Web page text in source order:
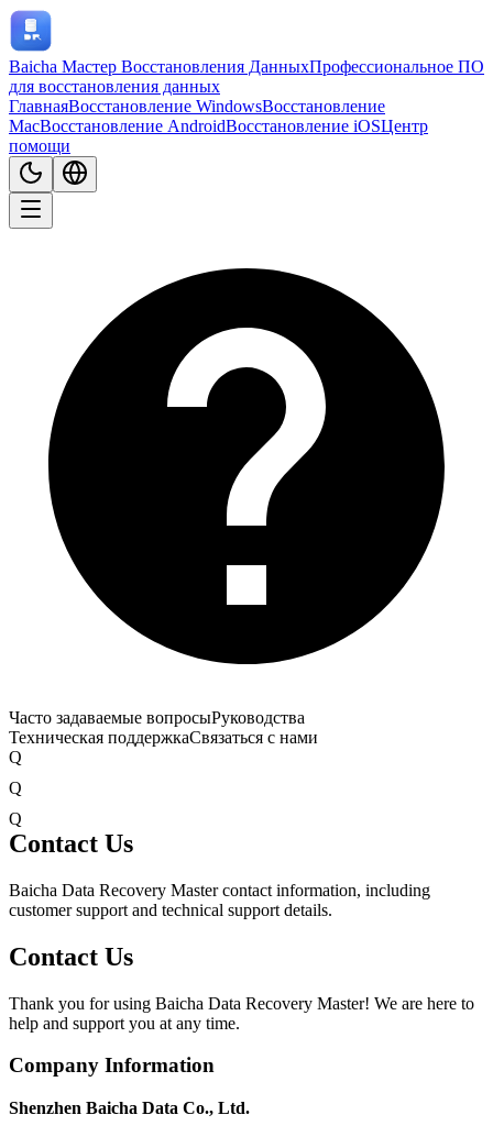
Baicha Мастер Восстановления ДанныхПрофессиональное ПО
для восстановления данных
ГлавнаяВосстановление WindowsВосстановление
MacВосстановление AndroidВосстановление iOSЦентр
помощи
Часто задаваемые вопросыРуководства
Техническая поддержкаСвязаться с нами
Q
Q
Q
Contact Us
Baicha Data Recovery Master contact information, including
customer support and technical support details.
Contact Us
Thank you for using Baicha Data Recovery Master! We are here to
help and support you at any time.
Company Information
Shenzhen Baicha Data Co., Ltd.